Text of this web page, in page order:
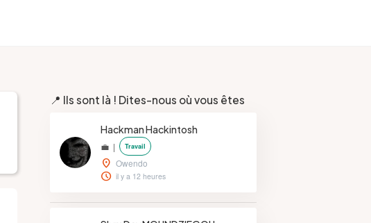
📍 Ils sont là ! Dites-nous où vous êtes
Hackman Hackintosh
💼 | Travail
location_on Owendo
schedule il y a 12 heures